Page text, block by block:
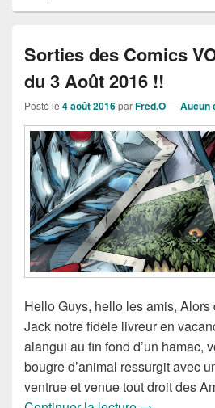
Sorties des Comics
du 3 Août 2016 !!
Posté le 4 août 2016parFred.O—Aucun
Hello Guys, hello les amis,
Jack notre fidèle livreur en
alangui au fin fond d’un hamac,
bougre d’animal ressurgit avec
ventrue et venue tout droit des